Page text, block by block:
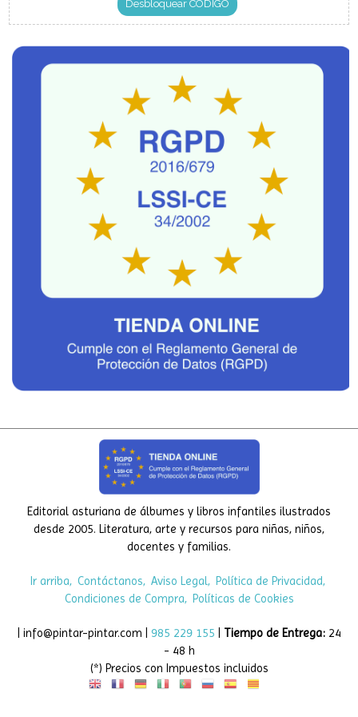
Editorial asturiana de álbumes y libros infantiles ilustrados
desde 2005. Literatura, arte y recursos para niñas, niños,
docentes y familias.
Ir arriba Contáctanos Aviso Legal Política de Privacidad
Condiciones de Compra
Políticas de Cookies
| info@pintar-pintar.com | 985 229 155 Tiempo de Entrega: 24
- 48 h
(*) Precios con Impuestos incluidos